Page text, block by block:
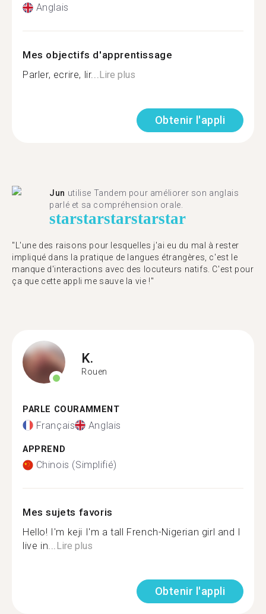
Anglais
Mes objectifs d'apprentissage
Parler, ecrire, lir...Lire plus
Obtenir l'appli
Jun utilise Tandem pour améliorer son anglais
parlé et sa compréhension orale.
starstarstarstarstar
"L'une des raisons pour lesquelles j'ai eu du mal à rester
impliqué dans la pratique de langues étrangères, c'est le
manque d'interactions avec des locuteurs natifs. C'est pour
ça que cette appli me sauve la vie !"
K.
Rouen
PARLE COURAMMENT
Français Anglais
APPREND
Chinois (Simplifié)
Mes sujets favoris
Hello! I'm keji I'm a tall French-Nigerian girl and I
live in...Lire plus
Obtenir l'appli